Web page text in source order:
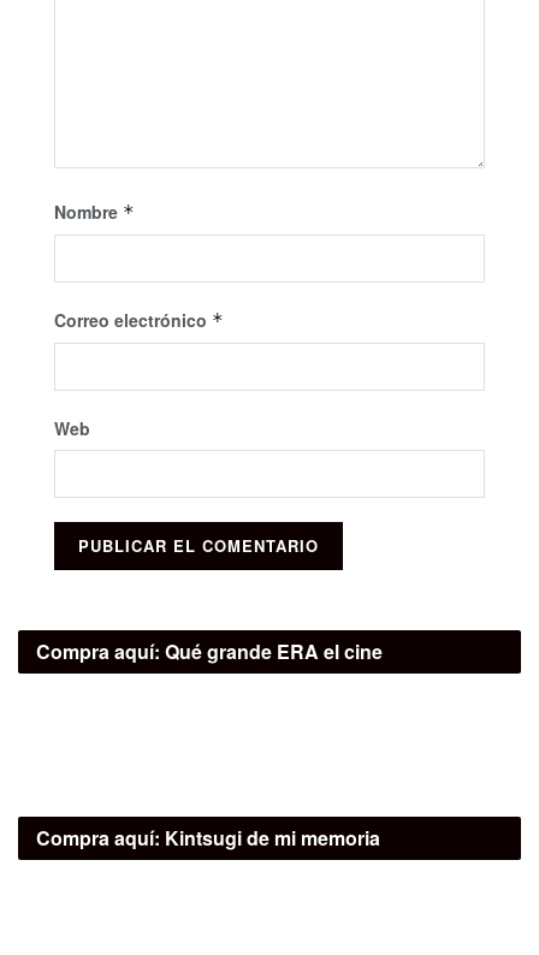
Nombre *
Correo electrónico *
Web
Compra aquí: Qué grande ERA el cine
Compra aquí: Kintsugi de mi memoria